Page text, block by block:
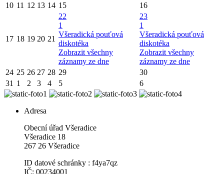
10 11 12 13 14 15 16
17 18 19 20 21
22
1
Všeradická pouťová
diskotéka
Zobrazit všechny
záznamy ze dne
23
1
Všeradická pouťová
diskotéka
Zobrazit všechny
záznamy ze dne
24 25 26 27 28 29
30
31 1 2 3 4 5 6
Adresa
Obecní úřad Všeradice
Všeradice 18
267 26 Všeradice
ID datové schránky : f4ya7qz
IČ: 00234001